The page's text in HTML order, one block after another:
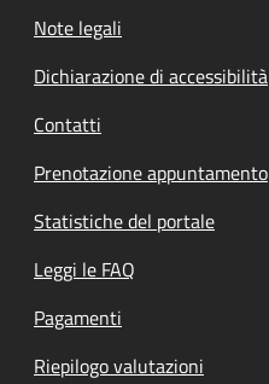
Note legali
Dichiarazione di accessibilità
Contatti
Prenotazione appuntamento
Statistiche del portale
Leggi le FAQ
Pagamenti
Riepilogo valutazioni